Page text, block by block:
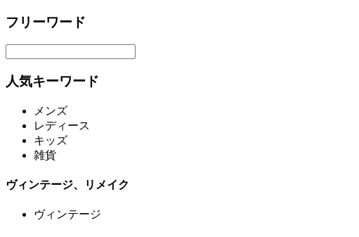
フリーワード
人気キーワード
メンズ
レディース
キッズ
雑貨
ヴィンテージ、リメイク
ヴィンテージ